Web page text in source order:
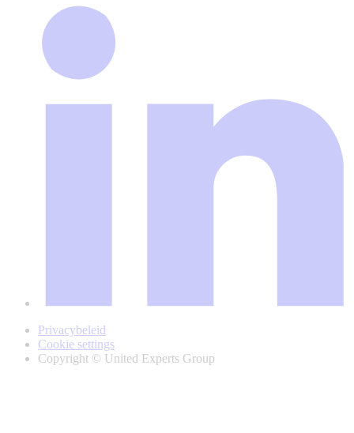
Privacybeleid
Cookie settings
Copyright © United Experts Group